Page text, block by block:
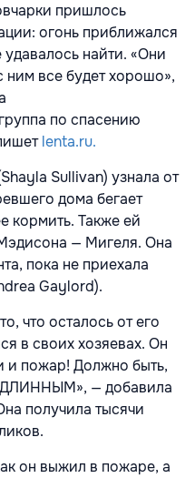
пришлось
огонь приближался
найти. «Они
ним все будет хорошо»,
по спасению
lenta.ru.
Sullivan) узнала от
дома бегает
кормить. Также ей
— Мигеля. Она
пока не приехала
Gaylord).
что осталось от его
в своих хозяевах. Он
и пожар! Должно быть,
ДЛИННЫМ», — добавила
получила тысячи
он выжил в пожаре, а